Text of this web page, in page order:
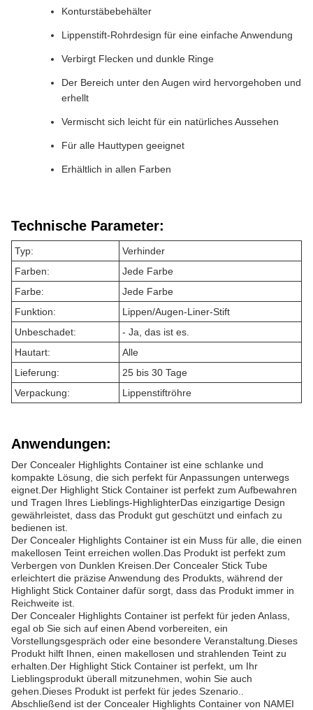
Konturstäbebehälter
Lippenstift-Rohrdesign für eine einfache Anwendung
Verbirgt Flecken und dunkle Ringe
Der Bereich unter den Augen wird hervorgehoben und
erhellt
Vermischt sich leicht für ein natürliches Aussehen
Für alle Hauttypen geeignet
Erhältlich in allen Farben
Technische Parameter:
Typ:
Verhinder
Farben:
Jede Farbe
Farbe:
Jede Farbe
Funktion:
Lippen/Augen-Liner-Stift
Unbeschadet:
- Ja, das ist es.
Hautart:
Alle
Lieferung:
25 bis 30 Tage
Verpackung:
Lippenstiftröhre
Anwendungen:
Der Concealer Highlights Container ist eine schlanke und
kompakte Lösung, die sich perfekt für Anpassungen unterwegs
eignet.Der Highlight Stick Container ist perfekt zum Aufbewahren
und Tragen Ihres Lieblings-HighlighterDas einzigartige Design
gewährleistet, dass das Produkt gut geschützt und einfach zu
bedienen ist.
Der Concealer Highlights Container ist ein Muss für alle, die einen
makellosen Teint erreichen wollen.Das Produkt ist perfekt zum
Verbergen von Dunklen Kreisen.Der Concealer Stick Tube
erleichtert die präzise Anwendung des Produkts, während der
Highlight Stick Container dafür sorgt, dass das Produkt immer in
Reichweite ist.
Der Concealer Highlights Container ist perfekt für jeden Anlass,
egal ob Sie sich auf einen Abend vorbereiten, ein
Vorstellungsgespräch oder eine besondere Veranstaltung.Dieses
Produkt hilft Ihnen, einen makellosen und strahlenden Teint zu
erhalten.Der Highlight Stick Container ist perfekt, um Ihr
Lieblingsprodukt überall mitzunehmen, wohin Sie auch
gehen.Dieses Produkt ist perfekt für jedes Szenario..
Abschließend ist der Concealer Highlights Container von NAMEI